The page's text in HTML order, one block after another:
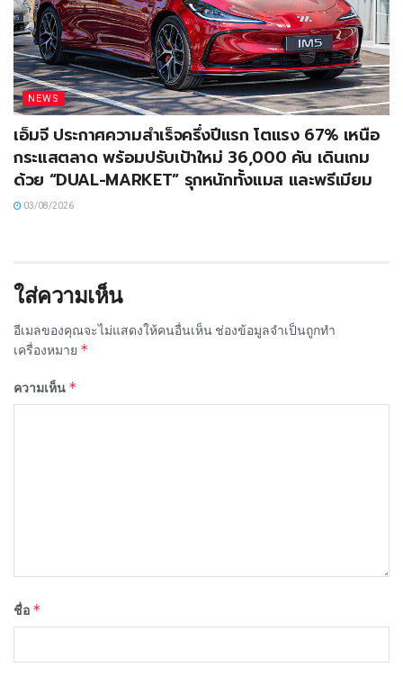
NEWS
เอ็มจี ประกาศความสำเร็จครึ่งปีแรก โตแรง 67% เหนือ
กระแสตลาด พร้อมปรับเป้าใหม่ 36,000 คัน เดินเกม
ด้วย “DUAL-MARKET” รุกหนักทั้งแมส และพรีเมียม
03/08/2026
ใส่ความเห็น
อีเมลของคุณจะไม่แสดงให้คนอื่นเห็น ช่องข้อมูลจำเป็นถูกทำ
เครื่องหมาย *
ความเห็น *
ชื่อ *